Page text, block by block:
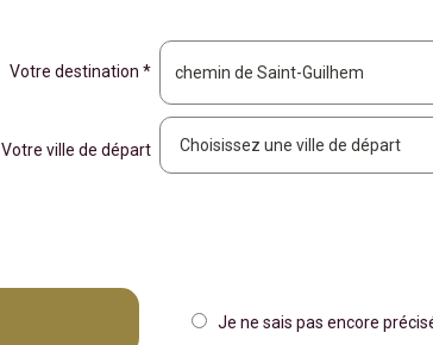
Votre destination *
Votre ville de départ
Je ne sais pas encore